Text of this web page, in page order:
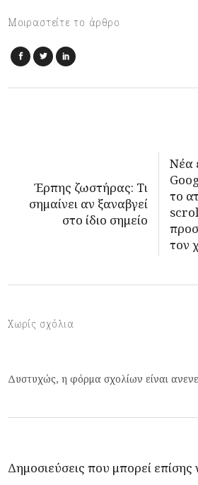
Μοιραστείτε το άρθρο
Έρπης ζωστήρας: Τι
σημαίνει αν ξαναβγεί
στο ίδιο σημείο
Νέα
το
τον
Χωρίς σχόλια
Δυστυχώς, η φόρμα σχολίων είναι
Δημοσιεύσεις που μπορεί